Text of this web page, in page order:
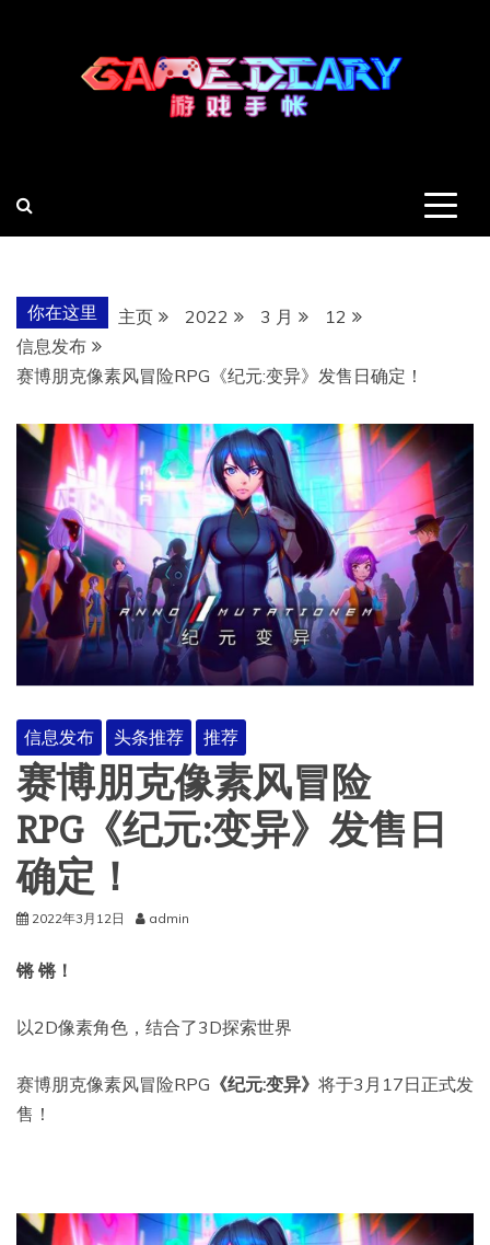
你在这里 主页 2022 3 月
12
信息发布
赛博朋克像素风冒险RPG《纪元:变异》发售日确定！
信息发布 头条推荐 推荐
赛博朋克像素风冒险
RPG《纪元:变异》发售日
确定！
2022年3月12日 admin
锵 锵！
以2D像素角色，结合了3D探索世界
赛博朋克像素风冒险RPG 《纪元:变异》 将于3月17日正式发
售！